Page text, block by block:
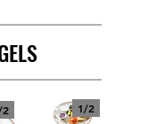
2 1/2